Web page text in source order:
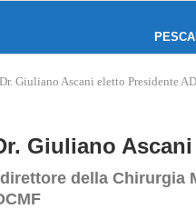
Giuliano Ascani eletto Presidente
Giuliano
della Chirurgia